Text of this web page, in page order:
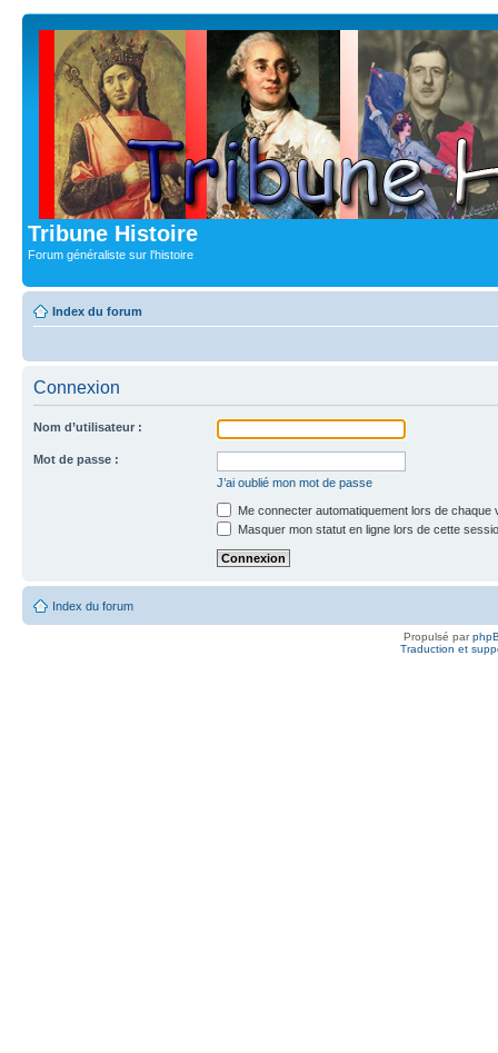
Tribune Histoire
Forum généraliste sur l'histoire
Index du forum
Connexion
Nom d’utilisateur :
Mot de passe :
J’ai oublié mon mot de passe
Me connecter automatiquement lors de chaque
Masquer mon statut en ligne lors de cette
Index du forum
Propulsé par
Traduction et